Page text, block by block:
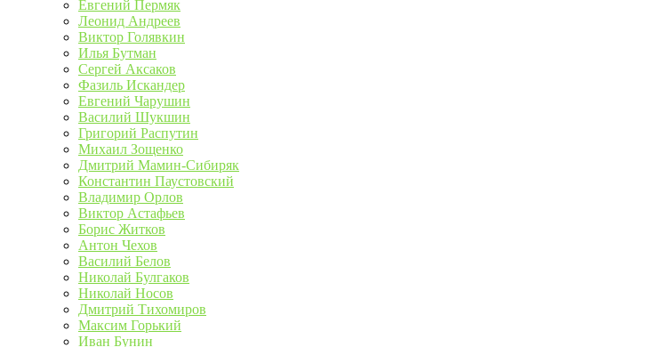
Евгений Пермяк
Леонид Андреев
Виктор Голявкин
Илья Бутман
Сергей Аксаков
Фазиль Искандер
Евгений Чарушин
Василий Шукшин
Григорий Распутин
Михаил Зощенко
Дмитрий Мамин-Сибиряк
Константин Паустовский
Владимир Орлов
Виктор Астафьев
Борис Житков
Антон Чехов
Василий Белов
Николай Булгаков
Николай Носов
Дмитрий Тихомиров
Максим Горький
Иван Бунин